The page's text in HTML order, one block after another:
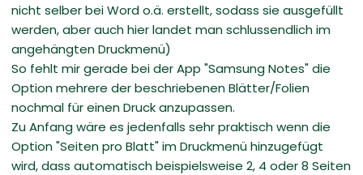
nicht selber bei Word o.ä. erstellt, sodass sie ausgefüllt
werden, aber auch hier landet man schlussendlich im
angehängten Druckmenü)
So fehlt mir gerade bei der App "Samsung Notes" die
Option mehrere der beschriebenen Blätter/Folien
nochmal für einen Druck anzupassen.
Zu Anfang wäre es jedenfalls sehr praktisch wenn die
Option "Seiten pro Blatt" im Druckmenü hinzugefügt
wird, dass automatisch beispielsweise 2, 4 oder 8 Seiten